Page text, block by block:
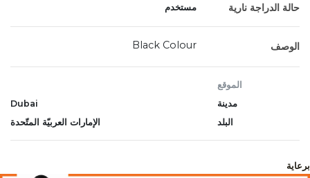
حالة الدراجة نارية مستخدم
الوصف Black Colour
الموقع
مدينة
Dubai
البلد
الإمارات العربيّة المتّحدة
برعاية